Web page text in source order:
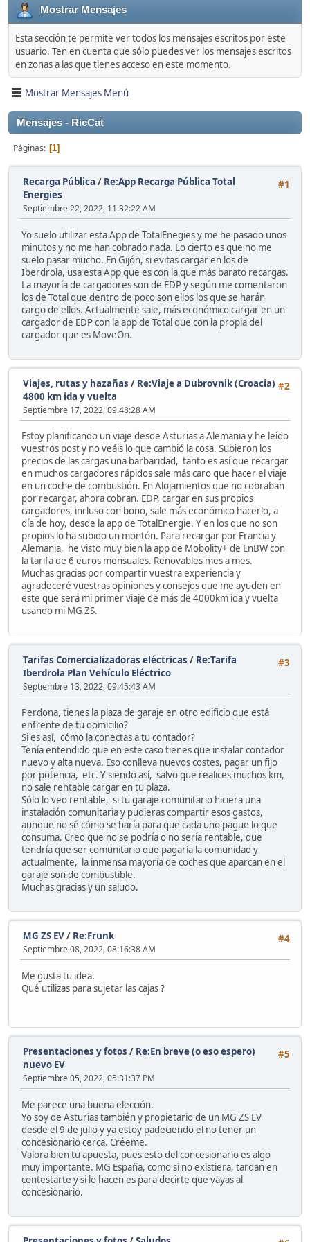
Mostrar Mensajes
Esta sección te permite ver todos los mensajes escritos por este
usuario. Ten en cuenta que sólo puedes ver los mensajes escritos
en zonas a las que tienes acceso en este momento.
Mostrar Mensajes Menú
Mensajes - RicCat
Páginas 1
#1
Recarga Pública / Re:App Recarga Pública Total
Energies
Septiembre 22, 2022, 11:32:22 AM
Yo suelo utilizar esta App de TotalEnegies y me he pasado unos
minutos y no me han cobrado nada. Lo cierto es que no me
suelo pasar mucho. En Gijón, si evitas cargar en los de
Iberdrola, usa esta App que es con la que más barato recargas.
La mayoría de cargadores son de EDP y según me comentaron
los de Total que dentro de poco son ellos los que se harán
cargo de ellos. Actualmente sale, más económico cargar en un
cargador de EDP con la app de Total que con la propia del
cargador que es MoveOn.
#2
Viajes, rutas y hazañas / Re:Viaje a Dubrovnik (Croacia)
4800 km ida y vuelta
Septiembre 17, 2022, 09:48:28 AM
Estoy planificando un viaje desde Asturias a Alemania y he leído
vuestros post y no veáis lo que cambió la cosa. Subieron los
precios de las cargas una barbaridad, tanto es así que recargar
en muchos cargadores rápidos sale más caro que hacer el viaje
en un coche de combustión. En Alojamientos que no cobraban
por recargar, ahora cobran. EDP, cargar en sus propios
cargadores, incluso con bono, sale más económico hacerlo, a
día de hoy, desde la app de TotalEnergie. Y en los que no son
propios lo ha subido un montón. Para recargar por Francia y
Alemania, he visto muy bien la app de Mobolity+ de EnBW con
la tarifa de 6 euros mensuales. Renovables mes a mes.
Muchas gracias por compartir vuestra experiencia y
agradeceré vuestras opiniones y consejos que me ayuden en
este que será mi primer viaje de más de 4000km ida y vuelta
usando mi MG ZS.
#3
Tarifas Comercializadoras eléctricas / Re:Tarifa
Iberdrola Plan Vehículo Eléctrico
Septiembre 13, 2022, 09:45:43 AM
Perdona, tienes la plaza de garaje en otro edificio que está
enfrente de tu domicilio?
Si es así, cómo la conectas a tu contador?
Tenía entendido que en este caso tienes que instalar contador
nuevo y alta nueva. Eso conlleva nuevos costes, pagar un fijo
por potencia, etc. Y siendo así, salvo que realices muchos km,
no sale rentable cargar en tu plaza.
Sólo lo veo rentable, si tu garaje comunitario hiciera una
instalación comunitaria y pudieras compartir esos gastos,
aunque no sé cómo se haría para que cada uno pague lo que
consuma. Creo que no se podría o no sería rentable, que
tendría que ser comunitario que pagaría la comunidad y
actualmente, la inmensa mayoría de coches que aparcan en el
garaje son de combustible.
Muchas gracias y un saludo.
#4
MG ZS EV/ Re:Frunk
Septiembre 08, 2022, 08:16:38 AM
Me gusta tu idea.
Qué utilizas para sujetar las cajas ?
#5
Presentaciones y fotos / Re:En breve (o eso espero)
nuevo EV
Septiembre 05, 2022, 05:31:37 PM
Me parece una buena elección.
Yo soy de Asturias también y propietario de un MG ZS EV
desde el 9 de julio y ya estoy padeciendo el no tener un
concesionario cerca. Créeme.
Valora bien tu apuesta, pues esto del concesionario es algo
muy importante. MG España, como si no existiera, tardan en
contestarte y si lo hacen es para decirte que vayas al
concesionario.